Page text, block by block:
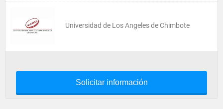
Universidad de Los Angeles de Chimbote
Solicitar información